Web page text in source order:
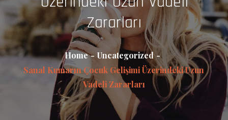
Zararları
Home
Uncategorized
Sanal Kumarın Çocuk Gelişimi Üzerindeki Uzun
Vadeli Zararları